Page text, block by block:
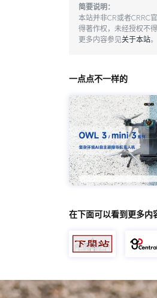
简要说明：
本站并非CR或者CRRC
得著作权，未经授权不
更多内容参见关于本站。
一点点不一样的
在下面可以看到更多内